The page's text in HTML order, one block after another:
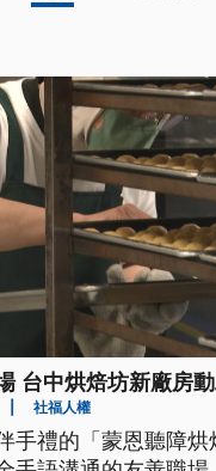
台中烘焙坊新廠房
社福人權
手禮的「蒙恩聽障烘